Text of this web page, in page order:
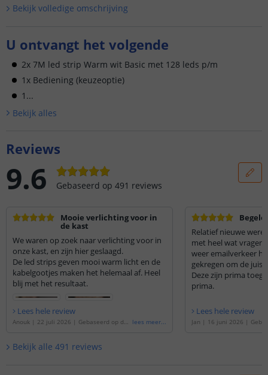
Bekijk volledige omschrijving
U ontvangt het volgende
2x 7M led strip Warm wit Basic met 128 leds p/m
1x Bediening (keuzeoptie)
1...
Bekijk alles
Reviews
9.6 Gebaseerd op 491 reviews
Mooie verlichting voor in
de kast
We waren op zoek naar verlichting voor in
onze kast, en zijn hier geslaagd.
De led strips geven mooi warm licht en de
kabelgootjes maken het helemaal af. Heel
blij met het resultaat.
Lees hele review
Anouk | 22 juli 2026 | Gebaseerd op de ' lees meer...
Relatief nieuwe
met heel wat vragen. Na heel wat heen en
weer emailverkeer
gekregen om de
Deze zijn prima
prima.
Lees hele review
Jan | 16 juni 2026 |
Bekijk alle 491 reviews